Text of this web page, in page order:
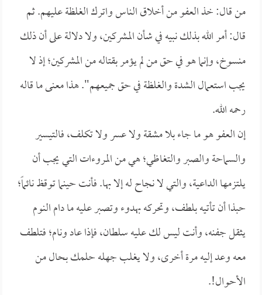
من قال: خذ العفو من أخلاق الناس واترك الغلظة عليهم. ثم
قال: أمر الله بذلك نبيه في شأن المشركين، ولا دلالة على أن ذلك
منسوخ، وإنما هو في حق من لم يؤمر بقتاله من المشركين؛ إذ لا
يجب استعمال الشدة والغلظة في حق جميعهم". هذا معنى ما قاله
رحمه الله.
إن العفو هو ما جاء بلا مشقة ولا عسر ولا تكلف، فالتيسير
والسماحة والصبر والتغاظي؛ هي من المروءات التي يجب أن
يلتزمها الداعية، والتي لا نجاح له إلا بها. فأنت حينما توقظ نائماً؛
حبذا أن تأتيه بلطف، وتحركه بهدوء وتصبر عليه ما دام النوم
يثقل جفنه، وأنت ليس لك عليه سلطان، فإذا عاد ونام؛ فتلطف
معه وعد إليه مرة أخرى، ولا يغلب جهله حلمك بحال من
الأحوال!.